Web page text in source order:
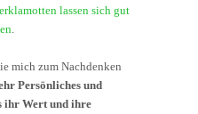
lassen sich gut
mich zum Nachdenken
Persönliches und
ihr Wert und ihre